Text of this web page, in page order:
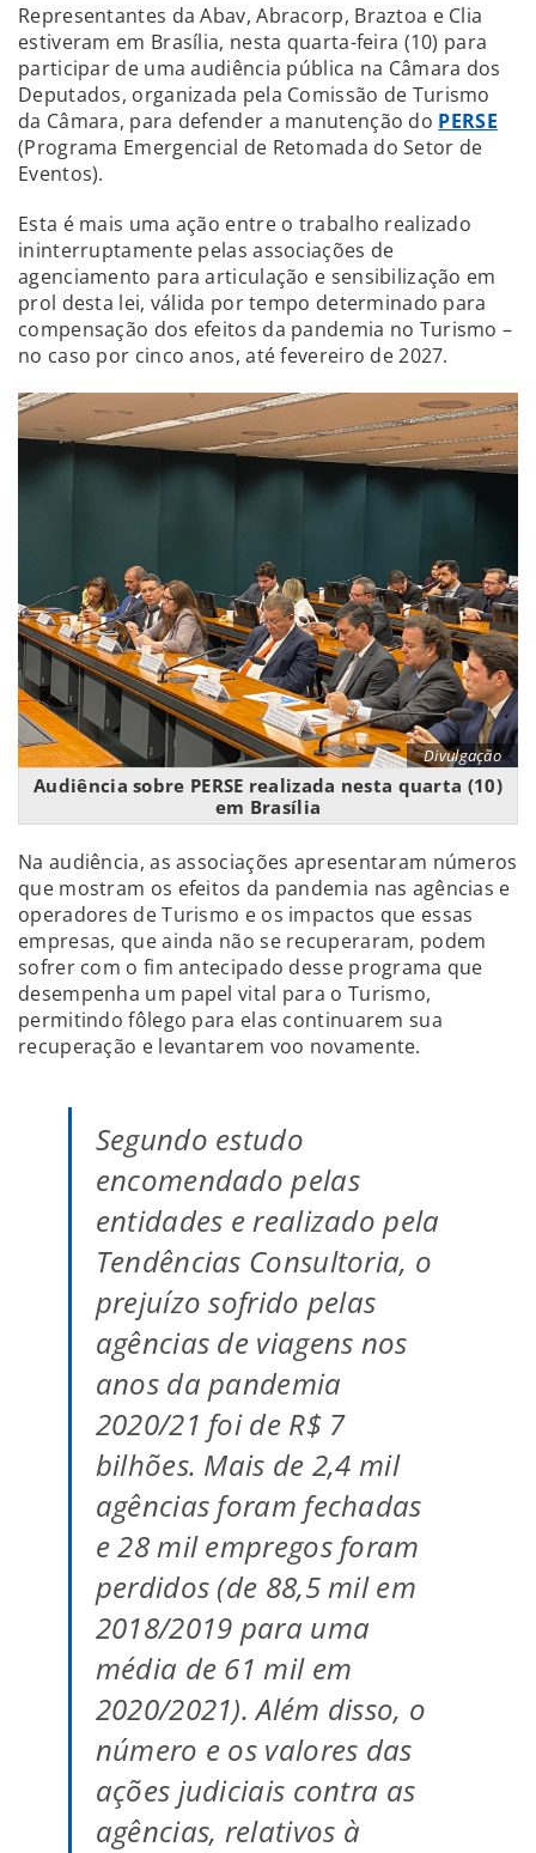
Representantes da Abav, Abracorp, Braztoa e Clia
estiveram em Brasília, nesta quarta-feira (10) para
participar de uma audiência pública na Câmara dos
Deputados, organizada pela Comissão de Turismo
da Câmara, para defender a manutenção do PERSE
(Programa Emergencial de Retomada do Setor de
Eventos).
Esta é mais uma ação entre o trabalho realizado
ininterruptamente pelas associações de
agenciamento para articulação e sensibilização em
prol desta lei, válida por tempo determinado para
compensação dos efeitos da pandemia no Turismo –
no caso por cinco anos, até fevereiro de 2027.
Divulgação
Audiência sobre PERSE realizada nesta quarta (10)
em Brasília
Na audiência, as associações apresentaram números
que mostram os efeitos da pandemia nas agências e
operadores de Turismo e os impactos que essas
empresas, que ainda não se recuperaram, podem
sofrer com o fim antecipado desse programa que
desempenha um papel vital para o Turismo,
permitindo fôlego para elas continuarem sua
recuperação e levantarem voo novamente.
Segundo estudo
encomendado pelas
entidades e realizado pela
Tendências Consultoria, o
prejuízo sofrido pelas
agências de viagens nos
anos da pandemia
2020/21 foi de R$ 7
bilhões. Mais de 2,4 mil
agências foram fechadas
e 28 mil empregos foram
perdidos (de 88,5 mil em
2018/2019 para uma
média de 61 mil em
2020/2021). Além disso, o
número e os valores das
ações judiciais contra as
agências, relativos à